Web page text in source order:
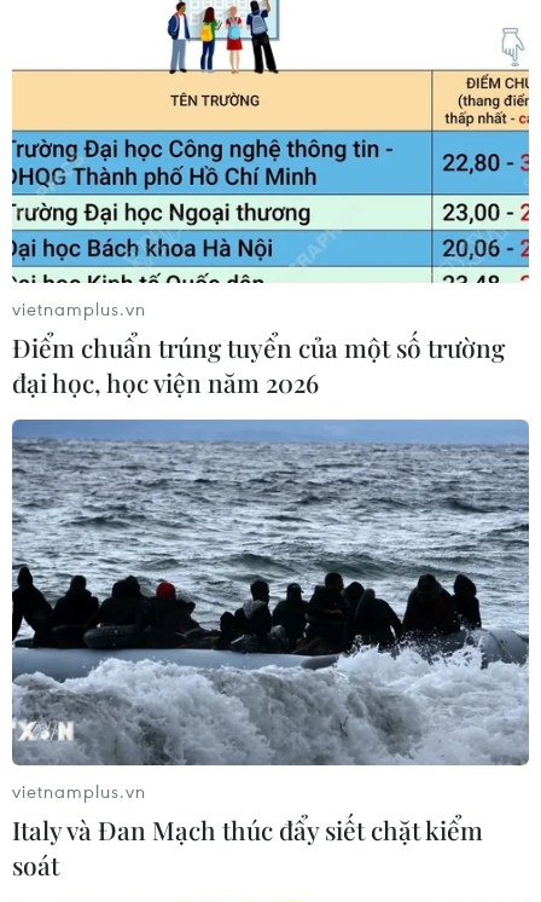
Vietnam Airlines sẽ đưa Airbus A350-900
đón đội tuyển Việt Nam
10/12/2018 11:29
Nhằm “tiếp lửa” cho đội tuyển bóng đá Việt Nam trước
các trận chung kết AFF Cup 2018, Vietnam Airlines sẽ bố
trí máy bay thân rộng hiện đại Airbus A350-900 đưa
các cầu thủ từ Malaysia về Hà Nội.
vietnamplus.vn
Điểm chuẩn trúng tuyển của một số trường
đại học, học viện năm 2026
vietnamplus.vn
Italy và Đan Mạch thúc đẩy siết chặt kiểm
soát